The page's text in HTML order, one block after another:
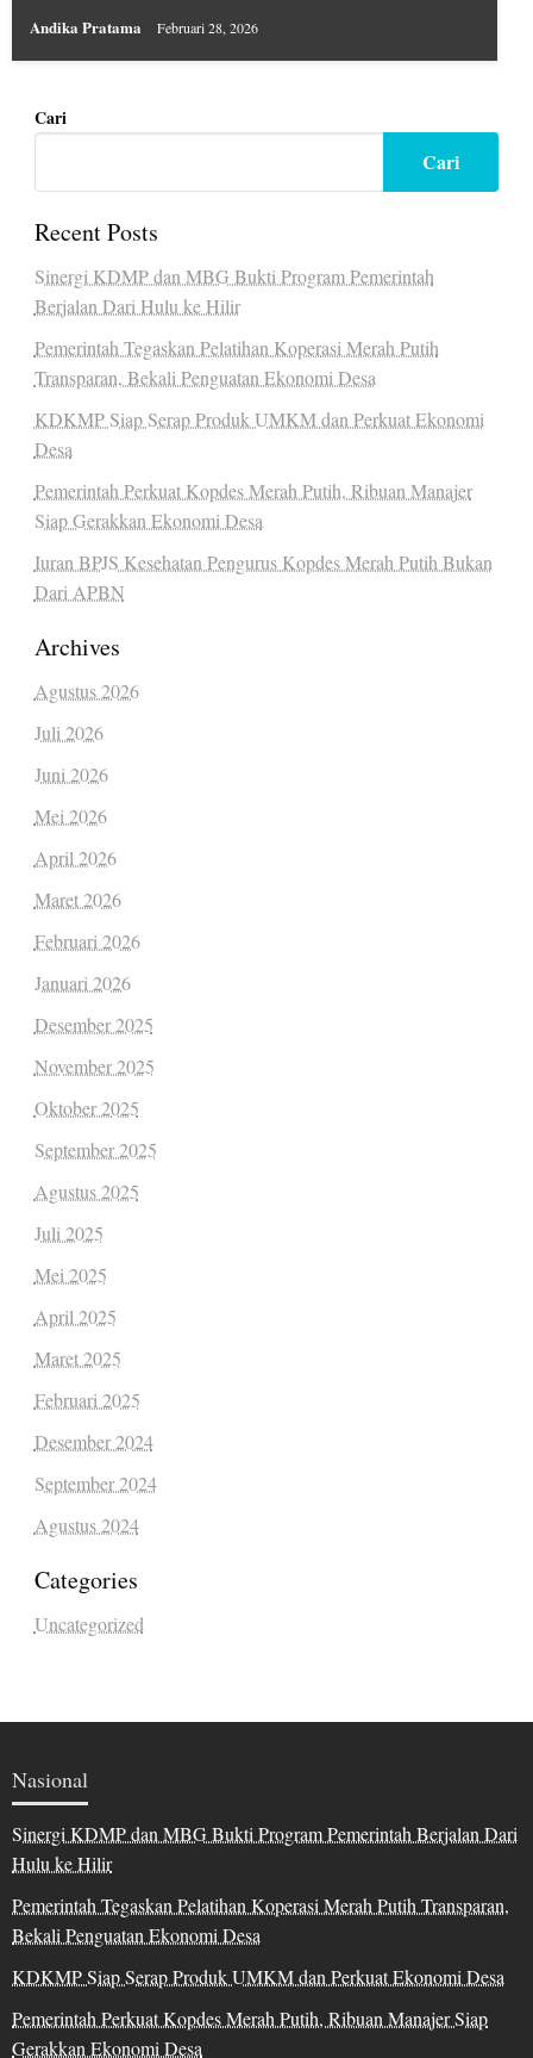
Andika Pratama Februari 28, 2026
Cari
Cari
Recent Posts
Sinergi KDMP dan MBG Bukti Program Pemerintah
Berjalan Dari Hulu ke Hilir
Pemerintah Tegaskan Pelatihan Koperasi Merah Putih
Transparan, Bekali Penguatan Ekonomi Desa
KDKMP Siap Serap Produk UMKM dan Perkuat Ekonomi
Desa
Pemerintah Perkuat Kopdes Merah Putih, Ribuan Manajer
Siap Gerakkan Ekonomi Desa
Iuran BPJS Kesehatan Pengurus Kopdes Merah Putih Bukan
Dari APBN
Archives
Agustus 2026
Juli 2026
Juni 2026
Mei 2026
April 2026
Maret 2026
Februari 2026
Januari 2026
Desember 2025
November 2025
Oktober 2025
September 2025
Agustus 2025
Juli 2025
Mei 2025
April 2025
Maret 2025
Februari 2025
Desember 2024
September 2024
Agustus 2024
Categories
Uncategorized
Nasional
Sinergi KDMP dan MBG Bukti Program Pemerintah Berjalan Dari
Hulu ke Hilir
Pemerintah Tegaskan Pelatihan Koperasi Merah Putih Transparan,
Bekali Penguatan Ekonomi Desa
KDKMP Siap Serap Produk UMKM dan Perkuat Ekonomi Desa
Pemerintah Perkuat Kopdes Merah Putih, Ribuan Manajer Siap
Gerakkan Ekonomi Desa